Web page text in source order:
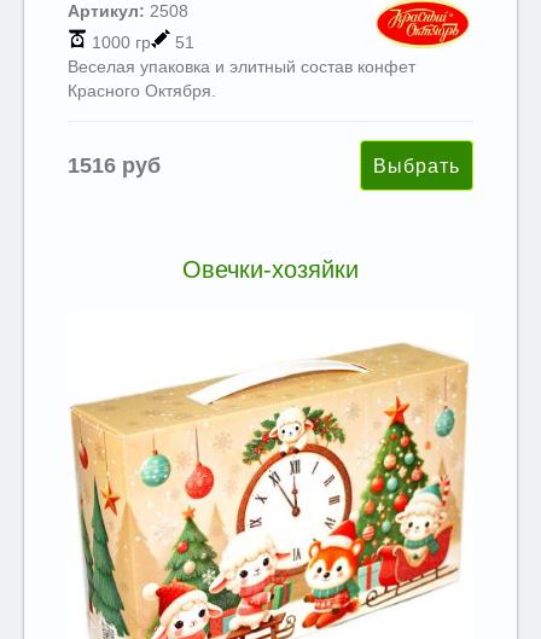
Артикул: 2508
1000 гр
51
Веселая упаковка и элитный состав конфет
Красного Октября.
1516 руб
Овечки-хозяйки